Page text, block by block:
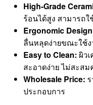
High-Grade
ร้อนได้สูง สามารถใ
Ergonomic
ลื่นหลุดง่ายขณะใช้
Easy to Clean: ผิว
สะอาดง่าย ไม่สะส
Wholesale Price:
ประกอบการ